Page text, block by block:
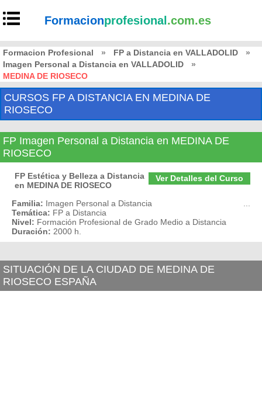
Formacionprofesional .com.es
Formacion Profesional » FP a Distancia en VALLADOLID
»
Imagen Personal a Distancia en VALLADOLID
»
MEDINA DE RIOSECO
CURSOS FP A DISTANCIA EN MEDINA DE
RIOSECO
FP Imagen Personal a Distancia en MEDINA DE
RIOSECO
Ver Detalles del Curso
FP Estética y Belleza a Distancia
en MEDINA DE RIOSECO
Familia: Imagen Personal a Distancia
Temática: FP a Distancia
Nivel: Formación Profesional de Grado Medio a Distancia
Duración: 2000 h.
SITUACIÓN DE LA CIUDAD DE MEDINA DE
RIOSECO ESPAÑA